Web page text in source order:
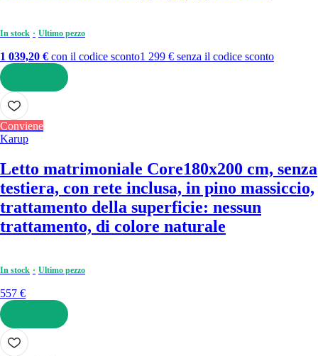
In stock Ultimo pezzo
1 039,20 € con il codice sconto1 299 € senza il codice sconto
AGGIUNGI
Conviene
Karup
Letto matrimoniale Core180x200 cm, senza
testiera, con rete inclusa, in pino massiccio,
trattamento della superficie: nessun
trattamento, di colore naturale
In stock Ultimo pezzo
557 €
AGGIUNGI